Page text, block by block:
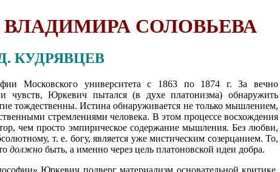
ВЛАДИМИРА СОЛОВЬЕВА
КУДРЯВЦЕВ
Московского университета с 1863 по 1874 г. За вечно
Юркевич пытался (в духе платонизма) обнаружить
тождественны. Истина обнаруживается не только мышлением,
стремлениями человека. В этом процессе восхождения
чем просто эмпирическое содержание мышления. Без любви,
т. е. богу, является уже мистическим созерцанием. То,
должно быть, а именно через цель платоновской идеи добра.